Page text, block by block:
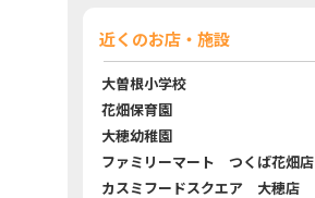
近くのお店・施設
大曽根小学校
花畑保育園
大穂幼稚園
ファミリーマート つくば花畑店
カスミフードスクエア 大穂店